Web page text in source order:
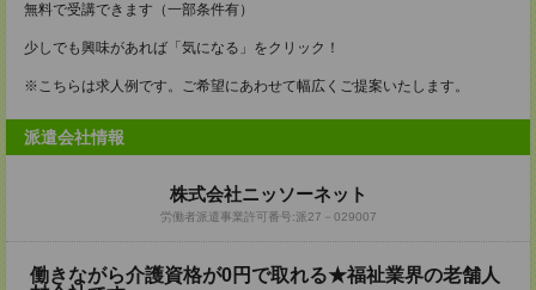
無料で受講できます（一部条件有）
少しでも興味があれば「気になる」をクリック！
※こちらは求人例です。ご希望にあわせて幅広くご提案いたします。
派遣会社情報
株式会社ニッソーネット
労働者派遣事業許可番号:派27－029007
働きながら介護資格が0円で取れる★福祉業界の老舗人